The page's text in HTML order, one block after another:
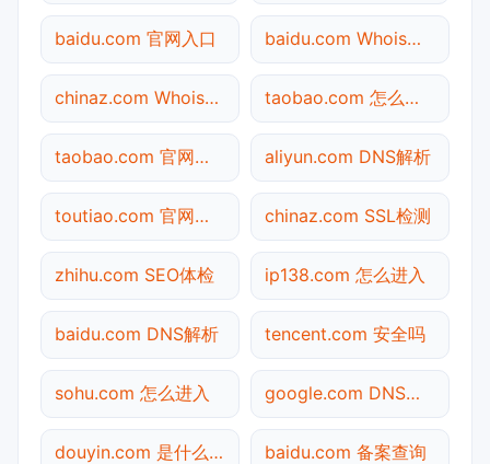
baidu.com 官网入口 baidu.com Whois查询
chinaz.com Whois查询 taobao.com 怎么进入
taobao.com 官网入口 aliyun.com DNS解析
toutiao.com 官网入口 chinaz.com SSL检测
zhihu.com SEO体检 ip138.com 怎么进入
baidu.com DNS解析 tencent.com 安全吗
sohu.com 怎么进入 google.com DNS解析
douyin.com 是什么网站 baidu.com 备案查询